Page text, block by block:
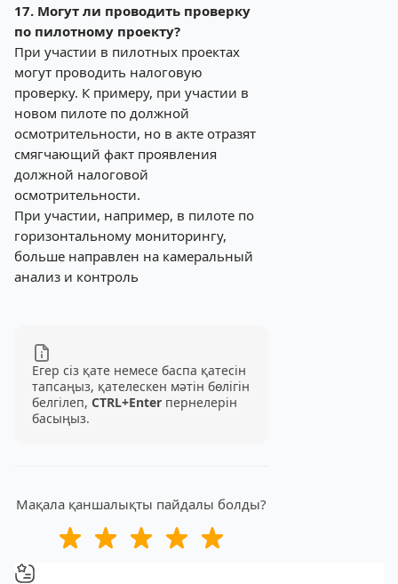
17. Могут ли проводить проверку
по пилотному проекту?
При участии в пилотных проектах
могут проводить налоговую
проверку. К примеру, при участии в
новом пилоте по должной
осмотрительности, но в акте отразят
смягчающий факт проявления
должной налоговой
осмотрительности.
При участии, например, в пилоте по
горизонтальному мониторингу,
больше направлен на камеральный
анализ и контроль
Егер сіз қате немесе баспа қатесін
тапсаңыз, қателескен мәтін бөлігін
белгілеп, CTRL+Enter пернелерін
басыңыз.
Мақала қаншалықты пайдалы болды?